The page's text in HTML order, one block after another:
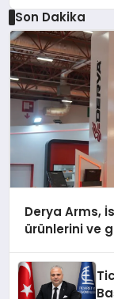
Son Dakika
Derya Arms,
ürünlerini ve